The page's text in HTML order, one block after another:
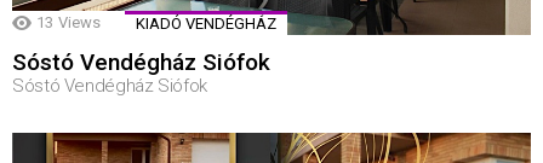
13 Views KIADÓ VENDÉGHÁZ
Sóstó Vendégház Siófok
Sóstó Vendégház Siófok